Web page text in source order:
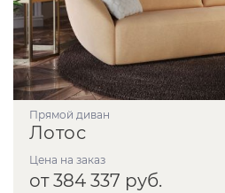
прямой диван
Лотос
Цена на заказ
от 384 337 руб.